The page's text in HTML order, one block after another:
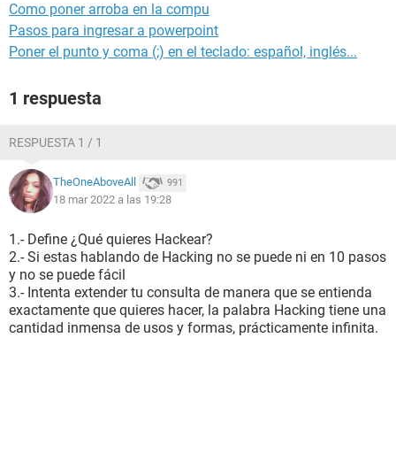
Como poner arroba en la compu
Pasos para ingresar a powerpoint
Poner el punto y coma (;) en el teclado: español, inglés...
1 respuesta
RESPUESTA 1 / 1
TheOneAboveAll 991
18 mar 2022 a las 19:28
1.- Define ¿Qué quieres Hackear?
2.- Si estas hablando de Hacking no se puede ni en 10 pasos
y no se puede fácil
3.- Intenta extender tu consulta de manera que se entienda
exactamente que quieres hacer, la palabra Hacking tiene una
cantidad inmensa de usos y formas, prácticamente infinita.